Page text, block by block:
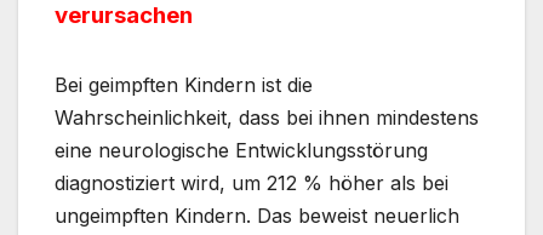
verursachen
Bei geimpften Kindern ist die
Wahrscheinlichkeit, dass bei ihnen mindestens
eine neurologische Entwicklungsstörung
diagnostiziert wird, um 212 % höher als bei
ungeimpften Kindern. Das beweist neuerlich